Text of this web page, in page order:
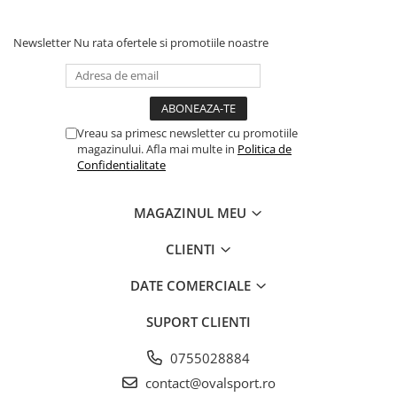
Newsletter Nu rata ofertele si promotiile noastre
Vreau sa primesc newsletter cu promotiile
magazinului. Afla mai multe in Politica de
Confidentialitate
MAGAZINUL MEU
CLIENTI
DATE COMERCIALE
SUPORT CLIENTI
0755028884
contact@ovalsport.ro